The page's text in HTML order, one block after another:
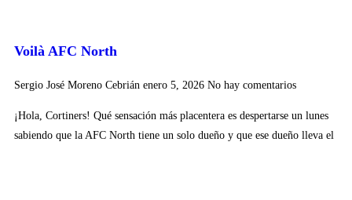
Voilà AFC North
Sergio José Moreno Cebrián enero 5, 2026 No hay comentarios
¡Hola, Cortiners! Qué sensación más placentera es despertarse un lunes
sabiendo que la AFC North tiene un solo dueño y que ese dueño lleva el